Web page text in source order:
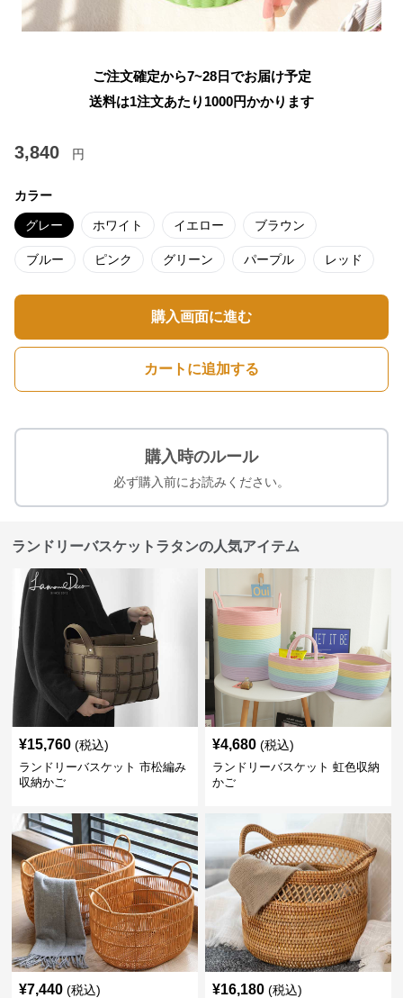
ご注文確定から7~28日でお届け予定
送料は1注文あたり 1000円かかります
3,840 円
カラー
グレー ホワイト イエロー ブラウン
ブルー ピンク グリーン パープル レッド
購入画面に進む
カートに追加する
購入時のルール
必ず購入前にお読みください。
ランドリーバスケットラタンの人気アイテム
¥15,760 (税込)
ランドリーバスケット 市松編み
収納かご
¥4,680 (税込)
ランドリーバスケット 虹色収納
かご
¥7,440 (税込) ¥16,180 (税込)